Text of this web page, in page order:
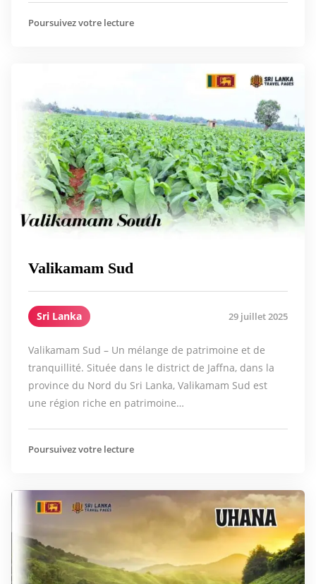
Poursuivez votre lecture
Valikamam Sud
Sri Lanka 29 juillet 2025
Valikamam Sud – Un mélange de patrimoine et de
tranquillité. Située dans le district de Jaffna, dans la
province du Nord du Sri Lanka, Valikamam Sud est
une région riche en patrimoine…
Poursuivez votre lecture